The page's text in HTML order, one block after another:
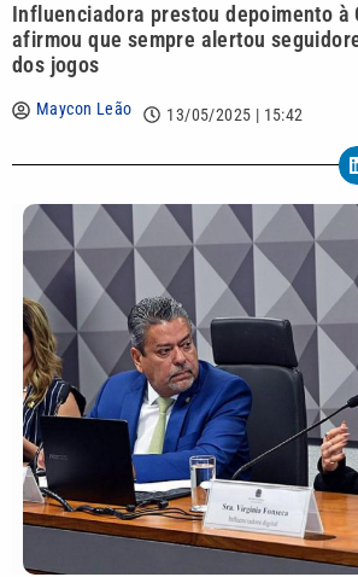
Influenciadora prestou depoimento à
afirmou que sempre alertou
dos jogos
Maycon Leão 13/05/2025 | 15:42